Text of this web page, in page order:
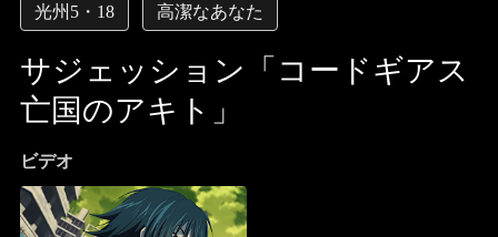
光州5・18 高潔なあなた
サジェッション「コードギアス
亡国のアキト」
ビデオ